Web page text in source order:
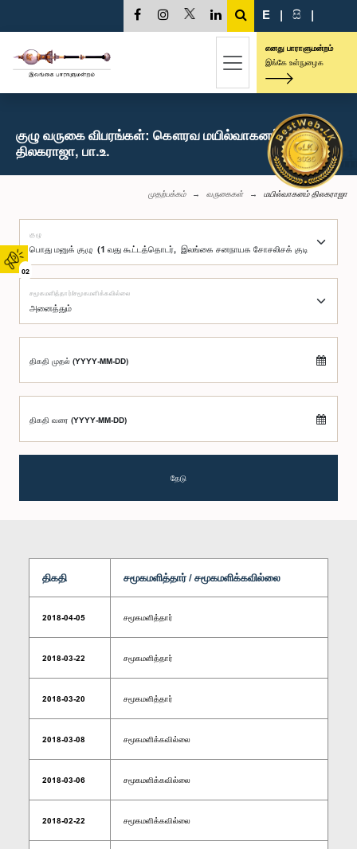
02
E | සි |
எனது பாராளுமன்றம்
இங்கே உள்நுழைக
குழு வருகை விபரங்கள்: கௌரவ மயில்வாகனம்
திலகராஜா, பா.உ.
முதற்பக்கம் வருகைகள் மயில்வாகனம் திலகராஜா
குழு
சமூகமளித்தார்/சமூகமளிக்கவில்லை
திகதி முதல் (YYYY-MM-DD)
திகதி வரை (YYYY-MM-DD)
தேடு
திகதி சமூகமளித்தார் / சமூகமளிக்கவில்லை
2018-04-05 சமூகமளித்தார்
2018-03-22 சமூகமளித்தார்
2018-03-20 சமூகமளித்தார்
2018-03-08 சமூகமளிக்கவில்லை
2018-03-06 சமூகமளிக்கவில்லை
2018-02-22 சமூகமளிக்கவில்லை